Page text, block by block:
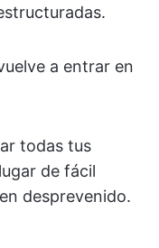
a entrar en
todas tus
de fácil
desprevenido.